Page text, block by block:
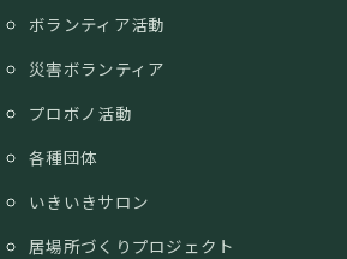
ボランティア活動
災害ボランティア
プロボノ活動
各種団体
いきいきサロン
居場所づくりプロジェクト